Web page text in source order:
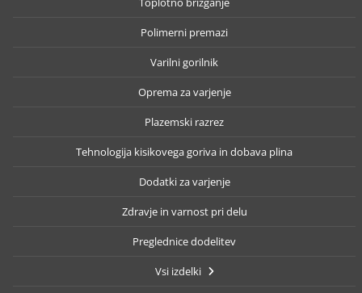
Polimerni premazi
Varilni gorilnik
Oprema za varjenje
Plazemski razrez
Tehnologija kisikovega goriva in dobava plina
Dodatki za varjenje
Zdravje in varnost pri delu
Preglednice dodelitev
Vsi izdelki